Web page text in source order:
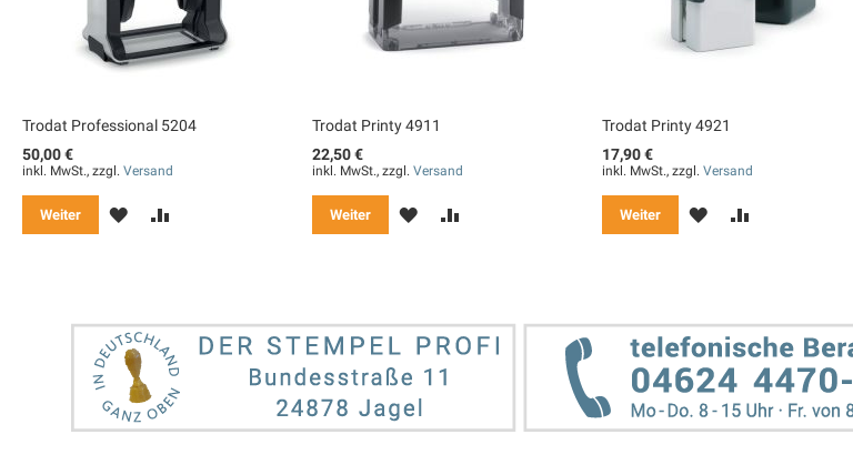
Trodat Professional 5204
50,00 €
inkl. MwSt., zzgl. Versand
Weiter MERKEN
Trodat Printy 4911
22,50 €
inkl. MwSt., zzgl. Versand
Weiter MERKEN
Trodat Printy 4921
17,90 €
inkl. MwSt., zzgl. Versand
Weiter MERKEN